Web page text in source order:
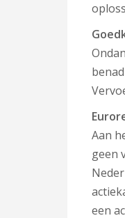
Aan
geen
een